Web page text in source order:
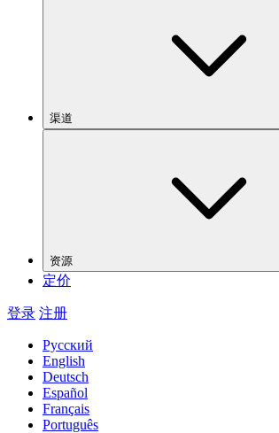
渠道
资源
定价
登录 注册
Русский
English
Deutsch
Español
Français
Português